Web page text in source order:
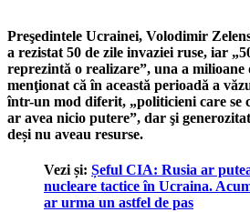
Preşedintele Ucrainei, Volodimir
a rezistat 50 de zile invaziei ruse, iar
reprezintă o realizare”, una a milioane
menţionat că în această perioadă a
într-un mod diferit, „politicieni care se
ar avea nicio putere”, dar şi
deși nu aveau resurse.
Vezi și: Șeful CIA: Rusia ar
nucleare tactice în Ucraina.
ar urma un astfel de pas